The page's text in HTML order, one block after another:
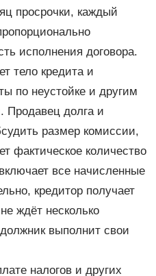
просрочки, каждый
исполнения договора.
тело кредита и
по неустойке и другим
долга и
размер комиссии,
фактическое количество
все начисленные
кредитор получает
ждёт несколько
выполнит свои
налогов и других